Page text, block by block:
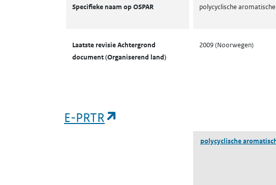
Specifieke naam op OSPAR polycyclische
Laatste revisie Achtergrond
document (Organiserend land)
2009 (Noorwegen)
E-PRTR
polycyclische